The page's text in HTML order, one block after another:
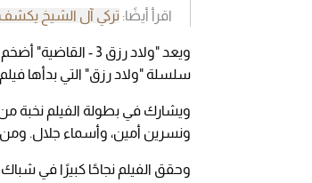
اقرأ أيضًا: تركي آل الشيخ يكشف
سلسلة "ولاد رزق" التي بدأها فيلم "ولاد رزق" عام 2015، و"ولاد
ويشارك في بطولة الفيلم نخبة
ونسرين أمين، وأسماء جلال. ومن
وحقق الفيلم نجاحًا كبيرًا في